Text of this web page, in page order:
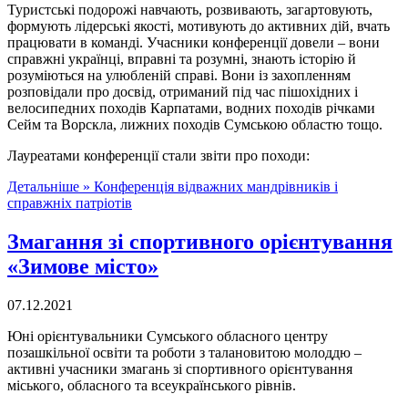
Туристські подорожі навчають, розвивають, загартовують,
формують лідерські якості, мотивують до активних дій, вчать
працювати в команді. Учасники конференції довели – вони
справжні українці, вправні та розумні, знають історію й
розуміються на улюбленій справі. Вони із захопленням
розповідали про досвід, отриманий під час пішохідних і
велосипедних походів Карпатами, водних походів річками
Сейм та Ворскла, лижних походів Сумською областю тощо.
Лауреатами конференції стали звіти про походи:
Детальніше » Конференція відважних мандрівників і
справжніх патріотів
Змагання зі спортивного орієнтування
«Зимове місто»
07.12.2021
Юні орієнтувальники Сумського обласного центру
позашкільної освіти та роботи з талановитою молоддю –
активні учасники змагань зі спортивного орієнтування
міського, обласного та всеукраїнського рівнів.